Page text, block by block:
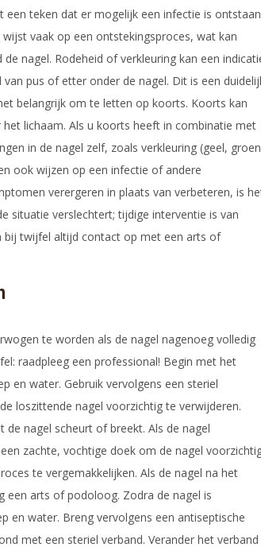
teken dat er mogelijk een infectie is
vaak op een ontstekingsproces, wat kan
nagel. Rodeheid of verkleuring kan een
pus of etter onder de nagel. Dit is een
belangrijk om te letten op koorts. Koorts kan
lichaam. Als u koorts heeft in combinatie met
in de nagel zelf, zoals verkleuring (geel, groen
ook wijzen op een infectie of andere
verergeren in plaats van verbeteren, is
situatie verslechtert; tijdige interventie is van
bij twijfel altijd contact op met een arts of
te worden als de nagel nagenoeg volledig
raadpleeg een professional! Begin met het
en water. Gebruik vervolgens een steriel
loszittende nagel voorzichtig te verwijderen.
nagel scheurt of breekt. Als de nagel
zachte, vochtige doek om de nagel
te vergemakkelijken. Als de nagel na het
een arts of podoloog. Zodra de nagel is
en water. Breng vervolgens een antiseptische
met een steriel verband. Verander het verband